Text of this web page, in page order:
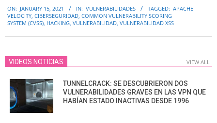
01-
15
ON: JANUARY 15, 2021 IN: VULNERABILIDADES TAGGED: APACHE
VELOCITY, CIBERSEGURIDAD, COMMON VULNERABILITY SCORING
SYSTEM (CVSS), HACKING, VULNERABILIDAD, VULNERABILIDAD XSS
VIDEOS NOTICIAS VIEW ALL
TUNNELCRACK: SE DESCUBRIERON DOS
VULNERABILIDADES GRAVES EN LAS VPN QUE
HABÍAN ESTADO INACTIVAS DESDE 1996